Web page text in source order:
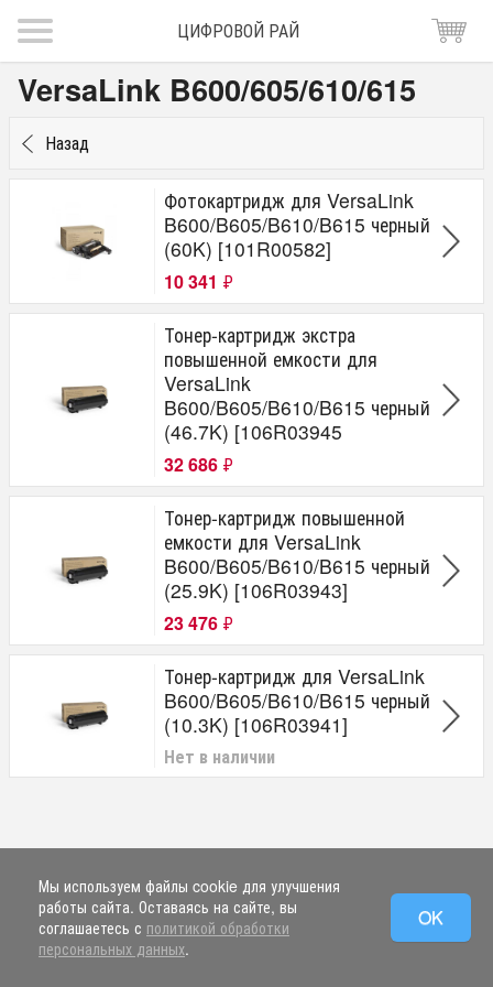
ЦИФРОВОЙ РАЙ
VersaLink B600/605/610/615
Назад
Фотокартридж для VersaLink
B600/B605/B610/B615 черный
(60K) [101R00582]
10 341 ₽
Тонер-картридж экстра
повышенной емкости для
VersaLink
B600/B605/B610/B615 черный
(46.7K) [106R03945
32 686 ₽
Тонер-картридж повышенной
емкости для VersaLink
B600/B605/B610/B615 черный
(25.9K) [106R03943]
23 476 ₽
Тонер-картридж для VersaLink
B600/B605/B610/B615 черный
(10.3K) [106R03941]
Нет в наличии
Мы используем файлы cookie для улучшения
работы сайта. Оставаясь на сайте, вы
соглашаетесь с политикой обработки
персональных данных.
OK